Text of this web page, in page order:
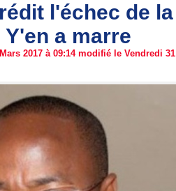
l'échec de la
a marre
2017 à 09:14 modifié le Vendredi